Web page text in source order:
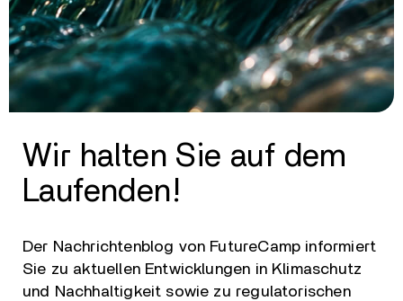
Wir halten Sie auf dem
Laufenden!
Der Nachrichtenblog von FutureCamp informiert
Sie zu aktuellen Entwicklungen in Klimaschutz
und Nachhaltigkeit sowie zu regulatorischen